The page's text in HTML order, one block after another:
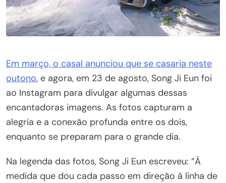
Em março, o casal anunciou que se casaria neste
outono, e agora, em 23 de agosto, Song Ji Eun foi
ao Instagram para divulgar algumas dessas
encantadoras imagens. As fotos capturam a
alegria e a conexão profunda entre os dois,
enquanto se preparam para o grande dia.
Na legenda das fotos, Song Ji Eun escreveu: “À
medida que dou cada passo em direção à linha de